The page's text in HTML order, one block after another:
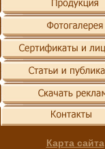
Карта сайта